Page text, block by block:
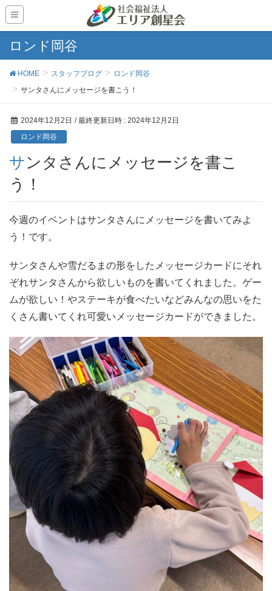
ロンド岡谷
HOME スタッフブログ
ロンド岡谷
サンタさんにメッセージを書こう！
2024年12月2日 / 最終更新日時 : 2024年12月2日
ロンド岡谷
サンタさんにメッセージを書こ
う！
今週のイベントはサンタさんにメッセージを書いてみよ
う！です。
サンタさんや雪だるまの形をしたメッセージカードにそれ
ぞれサンタさんから欲しいものを書いてくれました。ゲー
ムが欲しい！やステーキが食べたいなどみんなの思いをた
くさん書いてくれ可愛いメッセージカードができました。